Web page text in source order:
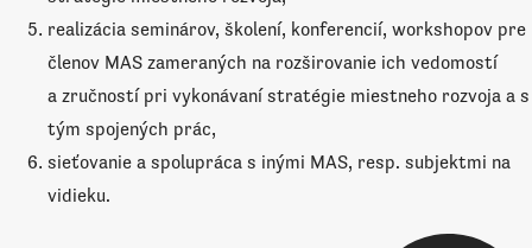
realizácia seminárov, školení, konferencií, workshopov pre
členov MAS zameraných na rozširovanie ich vedomostí
a zručností pri vykonávaní stratégie miestneho rozvoja a s
tým spojených prác,
sieťovanie a spolupráca s inými MAS, resp. subjektmi na
vidieku.